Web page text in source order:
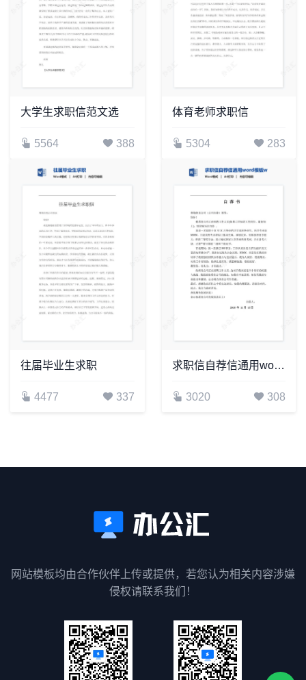
大学生求职信范文选
5564 388
体育老师求职信
5304 283
往届毕业生求职
4477 337
求职信自荐信通用word模板word简历模板(1)
3020 308
网站模板均由合作伙伴上传或提供，若您认为相关内容涉嫌
侵权请联系我们！